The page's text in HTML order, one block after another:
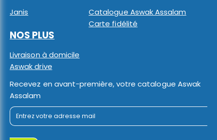
Janis
Catalogue Aswak Assalam
Carte fidélité
NOS PLUS
Livraison à domicile
Aswak drive
Recevez en avant-première, votre catalogue Aswak
Assalam